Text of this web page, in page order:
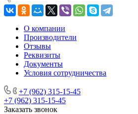
О компании
Производители
Отзывы
Реквизиты
Документы
Условия сотрудничества
+7 (962) 315-15-45
+7 (962) 315-15-45
Заказать звонок